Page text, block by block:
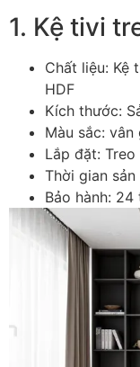
1. Kệ tivi
Chất liệu: Kệ
HDF
Kích thước:
Màu sắc:
Lắp đặt:
Thời gian
Bảo hành: 24